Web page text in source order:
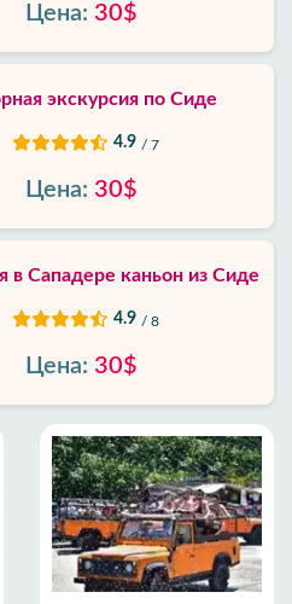
Цена: 30$
экскурсия по Сиде
4.9 / 7
Цена: 30$
в Сападере каньон из Сиде
4.9 / 8
Цена: 30$